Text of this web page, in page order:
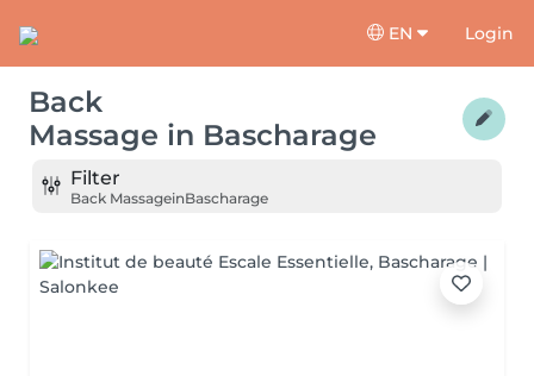
EN Login
Back
Massage in Bascharage
Filter
Back MassageinBascharage